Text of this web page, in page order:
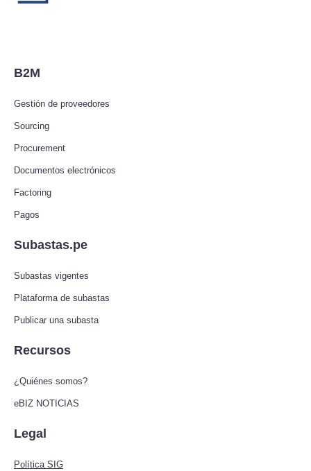
B2M
Gestión de proveedores
Sourcing
Procurement
Documentos electrónicos
Factoring
Pagos
Subastas.pe
Subastas vigentes
Plataforma de subastas
Publicar una subasta
Recursos
¿Quiénes somos?
eBIZ NOTICIAS
Legal
Política SIG